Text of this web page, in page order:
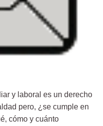
y laboral es un derecho
pero, ¿se cumple en
cómo y cuánto